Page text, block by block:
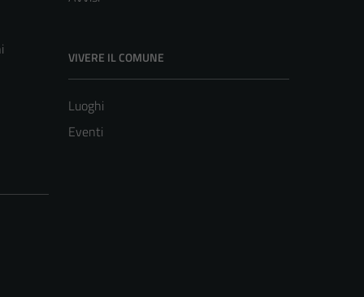
VIVERE IL COMUNE
Luoghi
Eventi